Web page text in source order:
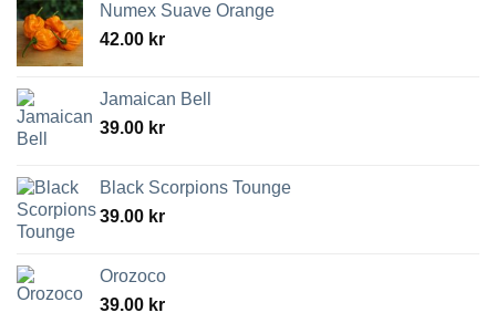
Numex Suave Orange
42.00 kr
Jamaican Bell
39.00 kr
Black Scorpions Tounge
39.00 kr
Orozoco
39.00 kr